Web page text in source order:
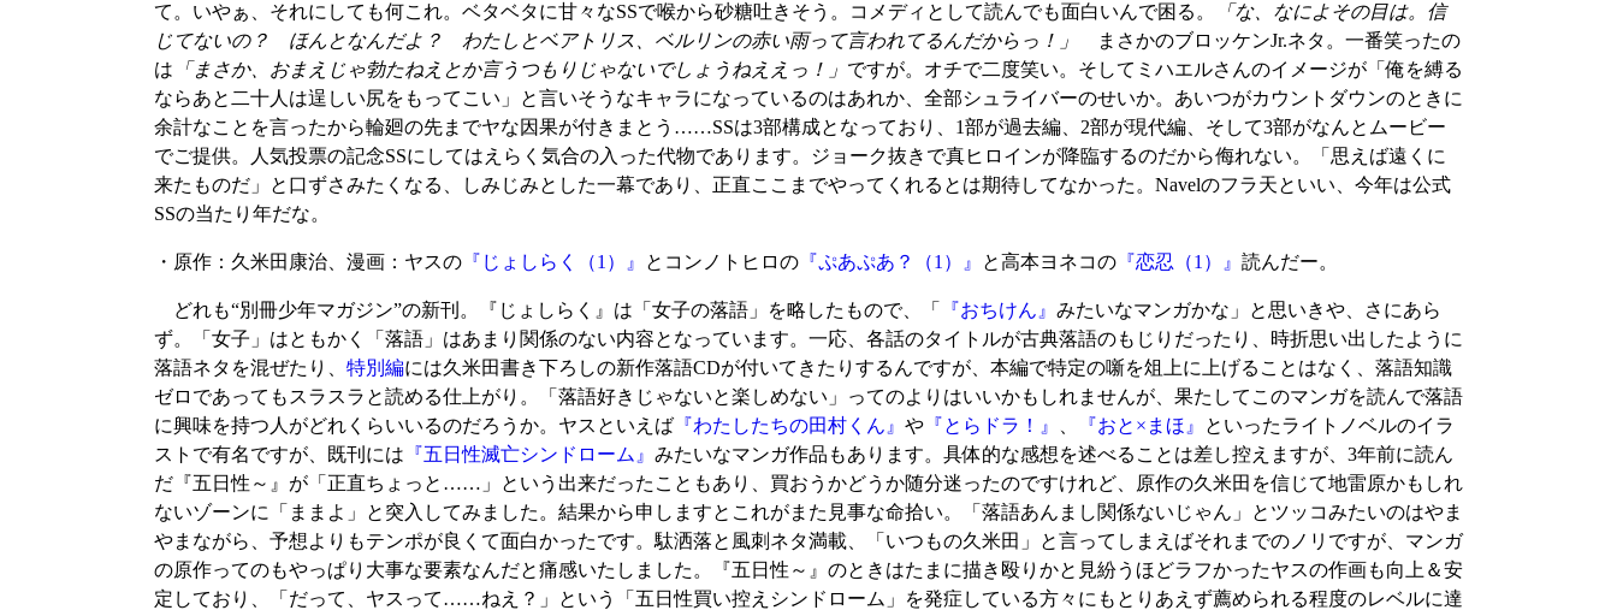
て。いやぁ、それにしても何これ。ベタベタに甘々なSSで喉から砂糖吐きそう。コメディとして読んでも面白いんで困る。
「な、なによその目は。信
じてないの？ ほんとなんだよ？ わたしとベアトリス、ベルリンの赤い雨って言われてるんだからっ！」
まさかのブロッケンJr.ネタ。一番笑ったの
は 「まさか、おまえじゃ勃たねえとか言うつもりじゃないでしょうねええっ！」 ですが。オチで二度笑い。そしてミハエルさんのイメージが「俺を縛る
ならあと二十人は逞しい尻をもってこい」と言いそうなキャラになっているのはあれか、全部シュライバーのせいか。あいつがカウントダウンのときに
余計なことを言ったから輪廻の先までヤな因果が付きまとう……SSは3部構成となっており、1部が過去編、2部が現代編、そして3部がなんとムービー
でご提供。人気投票の記念SSにしてはえらく気合の入った代物であります。ジョーク抜きで真ヒロインが降臨するのだから侮れない。「思えば遠くに
来たものだ」と口ずさみたくなる、しみじみとした一幕であり、正直ここまでやってくれるとは期待してなかった。Navelのフラ天といい、今年は公式
SSの当たり年だな。
・原作：久米田康治、漫画：ヤスの 『じょしらく（1）』 とコンノトヒロの 『ぷあぷあ？（1）』 と高本ヨネコの 『恋忍（1）』 読んだー。
どれも“別冊少年マガジン”の新刊。『じょしらく』は「女子の落語」を略したもので、「 『おちけん』 みたいなマンガかな」と思いきや、さにあら
ず。「女子」はともかく「落語」はあまり関係のない内容となっています。一応、各話のタイトルが古典落語のもじりだったり、時折思い出したように
落語ネタを混ぜたり、 特別編には久米田書き下ろしの新作落語CDが付いてきたりするんですが、本編で特定の噺を俎上に上げることはなく、落語知識
ゼロであってもスラスラと読める仕上がり。「落語好きじゃないと楽しめない」ってのよりはいいかもしれませんが、果たしてこのマンガを読んで落語
に興味を持つ人がどれくらいいるのだろうか。ヤスといえば 『わたしたちの田村くん』 や 『とらドラ！』 『おと×まほ』
といったライトノベルのイラ
ストで有名ですが、既刊には 『五日性滅亡シンドローム』 みたいなマンガ作品もあります。具体的な感想を述べることは差し控えますが、3年前に読ん
だ『五日性～』が「正直ちょっと……」という出来だったこともあり、買おうかどうか随分迷ったのですけれど、原作の久米田を信じて地雷原かもしれ
ないゾーンに「ままよ」と突入してみました。結果から申しますとこれがまた見事な命拾い。「落語あんまし関係ないじゃん」とツッコみたいのはやま
やまながら、予想よりもテンポが良くて面白かったです。駄洒落と風刺ネタ満載、「いつもの久米田」と言ってしまえばそれまでのノリですが、マンガ
の原作ってのもやっぱり大事な要素なんだと痛感いたしました。『五日性～』のときはたまに描き殴りかと見紛うほどラフかったヤスの作画も向上＆安
定しており、「だって、ヤスって……ねえ？」という「五日性買い控えシンドローム」を発症している方々にもとりあえず薦められる程度のレベルに達